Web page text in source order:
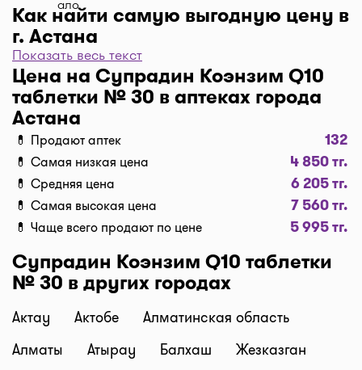
Как найти самую выгодную цену в
г. Астана
Чтобы отфильтровать аптеки по цене, нажмите
"Фильтр", далее "По цене, от 1..." и кнопку
"Выбрать". Самая низкая цена в аптеке перед
вами. Экономьте с помощью сервиса I-teka!
Доставка
Нужна быстрая доставка лекарств в г. Астана?
Добавляйте нужные препараты по кнопке
"Купить", оформляйте заявку в корзине "Выбрать
аптеку" и наши курьеры доставят препараты
домой или на работу по оптимальной цене.
Средняя цена доставки лекарств на данный
момент от 1500 тг. до 2500 тг. (стоимость зависит
от времени суток и расстояния между аптекой и
адресом доставки).
Бронирование и самовывоз
Показать весь текст
Цена на Супрадин Коэнзим Q10
таблетки № 30 в аптеках города
Астана
💊 Продают аптек 132
💊 Самая низкая цена 4 850 тг.
💊 Средняя цена 6 205 тг.
💊 Самая высокая цена 7 560 тг.
💊 Чаще всего продают по цене 5 995 тг.
Супрадин Коэнзим Q10 таблетки
№ 30 в других городах
Актау Актобе
Алматинская область
Алматы
Атырау Балхаш
Жезказган